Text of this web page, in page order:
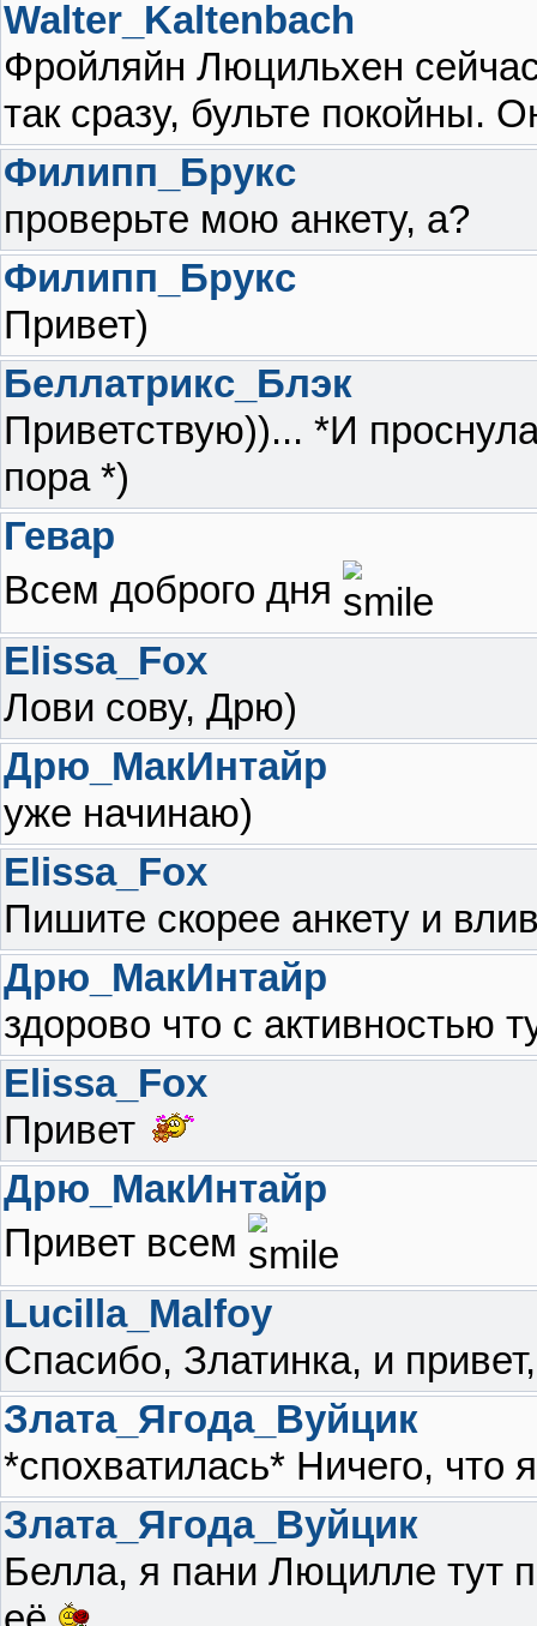
Walter_Kaltenbach
Фройляйн Люцильхен сейчас
так сразу, бульте покойны.
Филипп_Брукс
проверьте мою анкету, а?
Филипп_Брукс
Привет)
Беллатрикс_Блэк
Приветствую))... *И
пора *)
Гевар
Всем доброго дня
Elissa_Fox
Лови сову, Дрю)
Дрю_МакИнтайр
уже начинаю)
Elissa_Fox
Пишите скорее анкету и
Дрю_МакИнтайр
здорово что с активностью
Elissa_Fox
Привет
Дрю_МакИнтайр
Привет всем
Lucilla_Malfoy
Спасибо, Златинка, и
Злата_Ягода_Вуйцик
*спохватилась* Ничего, что
Злата_Ягода_Вуйцик
Белла, я пани Люцилле тут